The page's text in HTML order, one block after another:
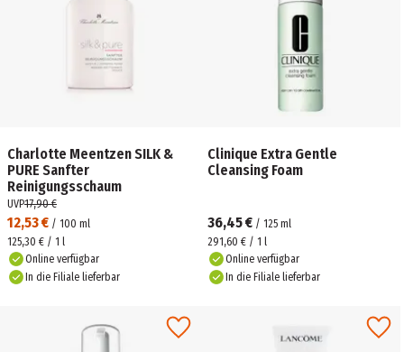
Charlotte Meentzen SILK &
PURE Sanfter
Reinigungsschaum
12,53 € / 100 ml
UVP17,90 €
125,30 € / 1 l
Online verfügbar
In die Filiale lieferbar
Clinique Extra Gentle
Cleansing Foam
36,45 € / 125 ml
291,60 € / 1 l
Online verfügbar
In die Filiale lieferbar